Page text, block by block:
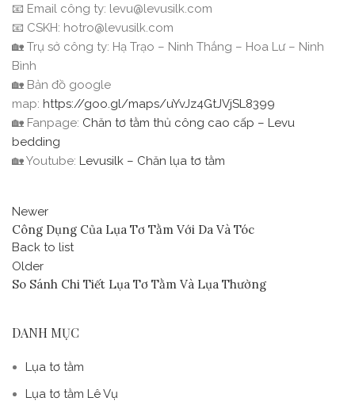
📧 Email công ty: levu@levusilk.com
📧 CSKH: hotro@levusilk.com
🏡 Trụ sở công ty: Hạ Trạo – Ninh Thắng – Hoa Lư – Ninh
Bình
🏡 Bản đồ google
map: https://goo.gl/maps/uYvJz4GtJVjSL8399
🏡 Fanpage: Chăn tơ tằm thủ công cao cấp – Levu
bedding
🏡 Youtube: Levusilk – Chăn lụa tơ tằm
Newer
Công Dụng Của Lụa Tơ Tằm Với Da Và Tóc
Back to list
Older
So Sánh Chi Tiết Lụa Tơ Tằm Và Lụa Thường
DANH MỤC
Lụa tơ tằm
Lụa tơ tằm Lê Vụ